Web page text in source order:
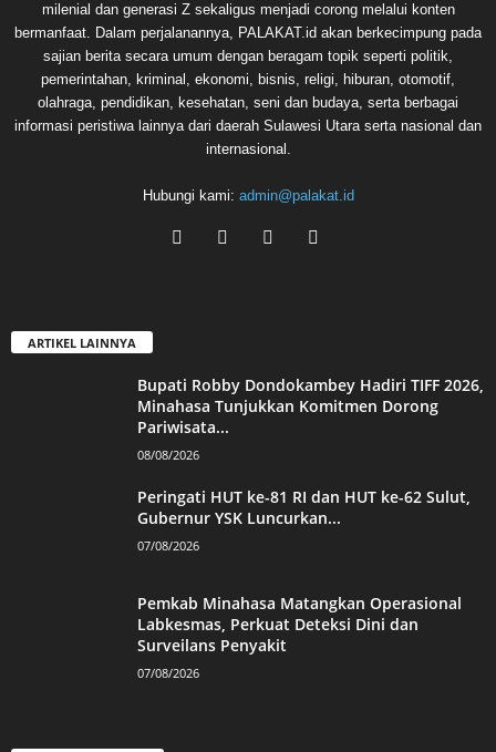
milenial dan generasi Z sekaligus menjadi corong melalui konten
bermanfaat. Dalam perjalanannya, PALAKAT.id akan berkecimpung pada
sajian berita secara umum dengan beragam topik seperti politik,
pemerintahan, kriminal, ekonomi, bisnis, religi, hiburan, otomotif,
olahraga, pendidikan, kesehatan, seni dan budaya, serta berbagai
informasi peristiwa lainnya dari daerah Sulawesi Utara serta nasional dan
internasional.
Hubungi kami: admin@palakat.id
ARTIKEL LAINNYA
Bupati Robby Dondokambey Hadiri TIFF 2026,
Minahasa Tunjukkan Komitmen Dorong
Pariwisata...
08/08/2026
Peringati HUT ke-81 RI dan HUT ke-62 Sulut,
Gubernur YSK Luncurkan...
07/08/2026
Pemkab Minahasa Matangkan Operasional
Labkesmas, Perkuat Deteksi Dini dan
Surveilans Penyakit
07/08/2026